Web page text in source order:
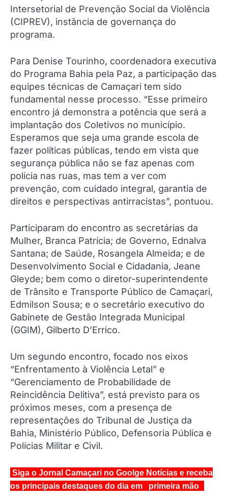
Intersetorial de Prevenção Social da Violência
(CIPREV), instância de governança do
programa.
Para Denise Tourinho, coordenadora executiva
do Programa Bahia pela Paz, a participação das
equipes técnicas de Camaçari tem sido
fundamental nesse processo. “Esse primeiro
encontro já demonstra a potência que será a
implantação dos Coletivos no município.
Esperamos que seja uma grande escola de
fazer políticas públicas, tendo em vista que
segurança pública não se faz apenas com
polícia nas ruas, mas tem a ver com
prevenção, com cuidado integral, garantia de
direitos e perspectivas antirracistas”, pontuou.
Participaram do encontro as secretárias da
Mulher, Branca Patrícia; de Governo, Ednalva
Santana; de Saúde, Rosangela Almeida; e de
Desenvolvimento Social e Cidadania, Jeane
Gleyde; bem como o diretor-superintendente
de Trânsito e Transporte Público de Camaçari,
Edmilson Sousa; e o secretário executivo do
Gabinete de Gestão Integrada Municipal
(GGIM), Gilberto D’Errico.
Um segundo encontro, focado nos eixos
“Enfrentamento à Violência Letal” e
“Gerenciamento de Probabilidade de
Reincidência Delitiva”, está previsto para os
próximos meses, com a presença de
representações do Tribunal de Justiça da
Bahia, Ministério Público, Defensoria Pública e
Polícias Militar e Civil.
Siga o Jornal Camaçari no Goolge Notícias e receba
os principais destaques do dia em primeira mão